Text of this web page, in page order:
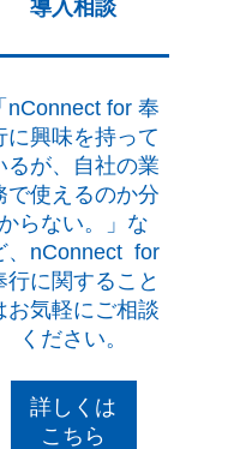
します。
テムが利用す
て
用しているデー
当製品のライ
。例えば、Ora
ズに連携させ
タベースへの
ンスをご用意
わせ ソフト
ご案内する
い合わせくだ
導入相談
「 nConnectfor 奉
に興味を持って
るが、自社の業
で使えるのか分
らない。」な
nConnect for
行に関すること
お気軽にご相談
ください。
詳しくは
こちら